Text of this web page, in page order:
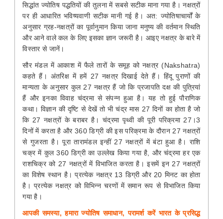
सिद्धांत ज्योतिष पद्धतियों की तुलना में सबसे सटीक माना गया है। नक्षत्रों
पर ही आधारित भविष्यवाणी सटीक मानी गई है। अत: ज्योतिषाचार्यों के
अनुसार ग्रह-नक्षत्रों का पूर्वानुमान किया जाना मनुष्य की वर्तमान स्थिति
और आने वाले कल के लिए इसका ज्ञान जरूरी है। आइए नक्षत्र के बारे में
विस्तार से जानें।
सौर मंडल में आकाश में फैले तारों के समूह को नक्षत्र (Nakshatra)
कहते हैं। अंतरिक्ष में हमें 27 नक्षत्र दिखाई देते हैं। हिंदू पुराणों की
मान्यता के अनुसार कुल 27 नक्षत्र हैं जो कि प्रजापति दक्ष की पुत्रियां
हैं और इनका विवाह चंद्रमा से संपन्न हुआ है। यह तो हुई पौराणिक
कथा। विज्ञान की दृष्टि से देखें तो भी चंद्र मास 27 दिनों का होता है जो
कि 27 नक्षत्रों के बराबर है। चंद्रमा पृथ्वी की पूरी परिक्रमा 27।3
दिनों में करता है और 360 डिग्री की इस परिक्रमा के दौरान 27 नक्षत्रों
से गुजरता है। पूरा तारामंडल इन्हीं 27 नक्षत्रों में बंटा हुआ है। राशि
चक्र में कुल 360 डिग्री का उल्लेख किया गया है, और चंद्रमा हर एक
राशचिक्र को 27 नक्षत्रों में विभाजित करता है। इसमें इन 27 नक्षत्रों
का विशेष स्थान है। प्रत्येक नक्षत्र 13 डिग्री और 20 मिनट का होता
है। प्रत्येक नक्षत्र को विभिन्न चरणों में समान रूप से विभाजित किया
गया है।
आपकी समस्या, हमारा ज्योतिष समाधान, परामर्श करें भारत के प्रसिद्ध